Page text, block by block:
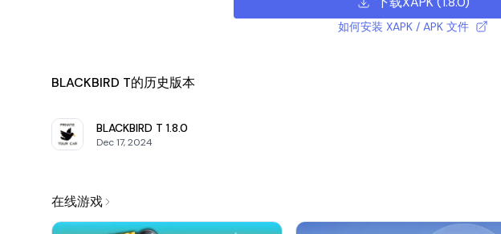
如何安装 XAPK / APK 文件
BLACKBIRD T的历史版本
BLACKBIRD T 1.8.0
Dec 17, 2024
在线游戏